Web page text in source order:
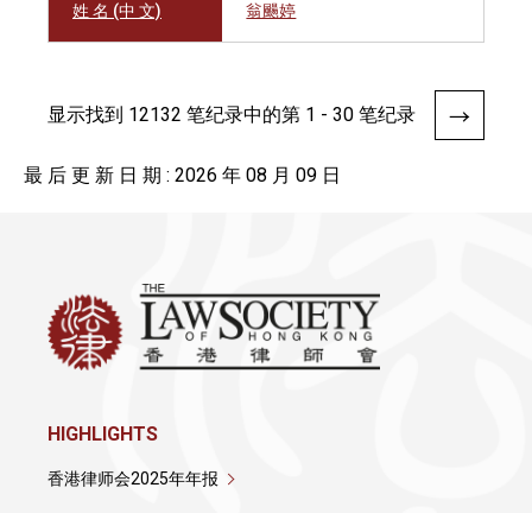
姓 名 (中 文) 翁颺婷
显示找到 12132 笔纪录中的第 1 - 30 笔纪录
最 后 更 新 日 期 : 2026 年 08 月 09 日
HIGHLIGHTS
香港律师会2025年年报